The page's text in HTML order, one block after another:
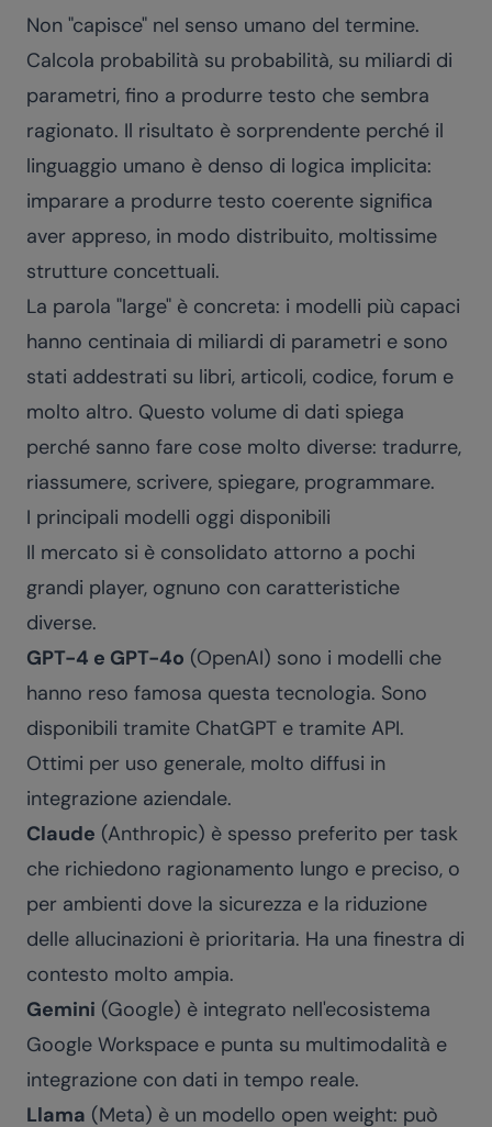
Non "capisce" nel senso umano del termine.
Calcola probabilità su probabilità, su miliardi di
parametri, fino a produrre testo che sembra
ragionato. Il risultato è sorprendente perché il
linguaggio umano è denso di logica implicita:
imparare a produrre testo coerente significa
aver appreso, in modo distribuito, moltissime
strutture concettuali.
La parola "large" è concreta: i modelli più capaci
hanno centinaia di miliardi di parametri e sono
stati addestrati su libri, articoli, codice, forum e
molto altro. Questo volume di dati spiega
perché sanno fare cose molto diverse: tradurre,
riassumere, scrivere, spiegare, programmare.
I principali modelli oggi disponibili
Il mercato si è consolidato attorno a pochi
grandi player, ognuno con caratteristiche
diverse.
GPT-4 e GPT-4o (OpenAI) sono i modelli che
hanno reso famosa questa tecnologia. Sono
disponibili tramite ChatGPT e tramite API.
Ottimi per uso generale, molto diffusi in
integrazione aziendale.
Claude (Anthropic) è spesso preferito per task
che richiedono ragionamento lungo e preciso, o
per ambienti dove la sicurezza e la riduzione
delle allucinazioni è prioritaria. Ha una finestra di
contesto molto ampia.
Gemini (Google) è integrato nell'ecosistema
Google Workspace e punta su multimodalità e
integrazione con dati in tempo reale.
Llama (Meta) è un modello open weight: può